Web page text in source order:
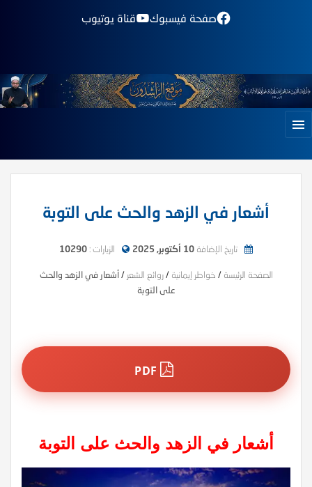
صفحة فيسبوك قناة يوتيوب
أشعار في الزهد والحث على التوبة
تاريخ الإضافة 10 أكتوبر, 2025 الزيارات : 10290
الصفحة الرئيسة / خواطر إيمانية / روائع الشعر / أشعار في الزهد والحث
على التوبة
أشعار في الزهد والحث على التوبة